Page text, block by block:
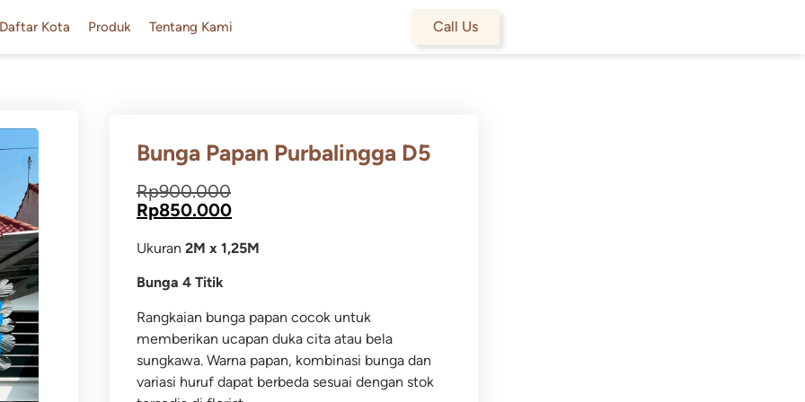
Daftar Kota Produk Tentang Kami Call Us
Bunga Papan Purbalingga D5
Rp900.000
Rp850.000
Ukuran 2M x 1,25M
Bunga 4 Titik
Rangkaian bunga papan cocok untuk
memberikan ucapan duka cita atau bela
sungkawa. Warna papan, kombinasi bunga dan
variasi huruf dapat berbeda sesuai dengan stok